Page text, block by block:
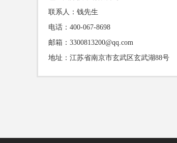
联系人：钱先生
电话：400-067-8698
邮箱：3300813200@qq.com
地址：江苏省南京市玄武区玄武湖88号